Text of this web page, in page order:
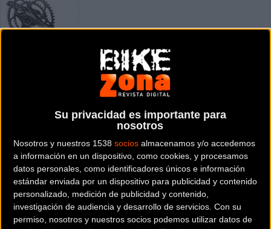
Su privacidad es importante para
nosotros
Nosotros y nuestros 1538 socios almacenamos y/o accedemos
a información en un dispositivo, como cookies, y procesamos
datos personales, como identificadores únicos e información
estándar enviada por un dispositivo para publicidad y contenido
personalizado, medición de publicidad y contenido,
investigación de audiencia y desarrollo de servicios. Con su
permiso, nosotros y nuestros socios podemos utilizar datos de
DIRECCIONES